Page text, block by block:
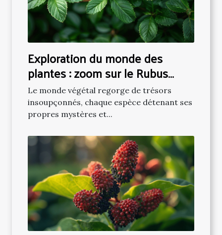
Exploration du monde des
plantes : zoom sur le Rubus
Rosifolius
Le monde végétal regorge de trésors
insoupçonnés, chaque espèce détenant ses
propres mystères et...